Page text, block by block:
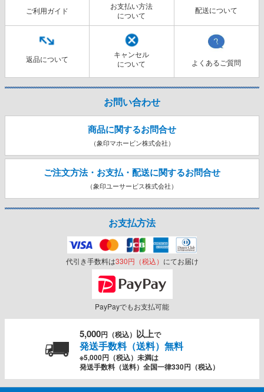
ご利用ガイド
お支払い方法
について
配送について
返品について
キャンセル
について
よくあるご質問
お問い合わせ
商品に関するお問合せ
（象印マホービン株式会社）
ご注文方法・お支払・配送に関するお問合せ
（象印ユーサービス株式会社）
お支払方法
代引き手数料は330円（税込） にてお届け
PayPayでもお支払可能
5,000円（税込） 以上で
発送手数料（送料）無料
※5,000円（税込）未満は
発送手数料（送料）全国一律330円（税込）